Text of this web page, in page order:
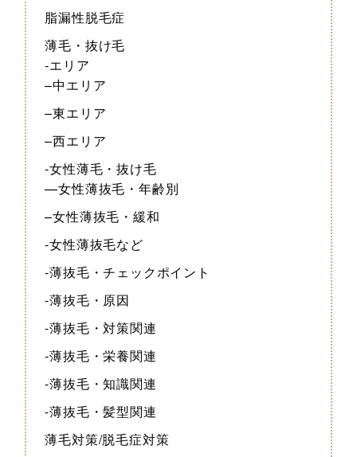
脂漏性脱毛症
薄毛・抜け毛
-エリア
–中エリア
–東エリア
–西エリア
-女性薄毛・抜け毛
—女性薄抜毛・年齢別
–女性薄抜毛・緩和
-女性薄抜毛など
-薄抜毛・チェックポイント
-薄抜毛・原因
-薄抜毛・対策関連
-薄抜毛・栄養関連
-薄抜毛・知識関連
-薄抜毛・髪型関連
薄毛対策/脱毛症対策